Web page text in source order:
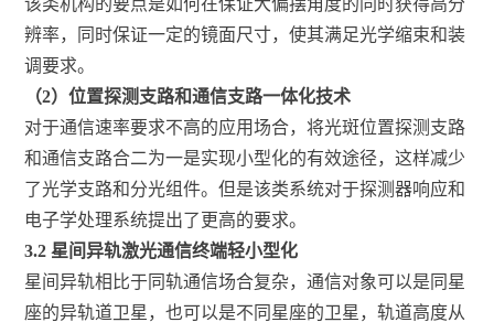
该类机构的要点是如何在保证大偏摆角度的同时获得高分
辨率，同时保证一定的镜面尺寸，使其满足光学缩束和装
调要求。
（2）位置探测支路和通信支路一体化技术
对于通信速率要求不高的应用场合，将光斑位置探测支路
和通信支路合二为一是实现小型化的有效途径，这样减少
了光学支路和分光组件。但是该类系统对于探测器响应和
电子学处理系统提出了更高的要求。
3.2 星间异轨激光通信终端轻小型化
星间异轨相比于同轨通信场合复杂，通信对象可以是同星
座的异轨道卫星，也可以是不同星座的卫星，轨道高度从